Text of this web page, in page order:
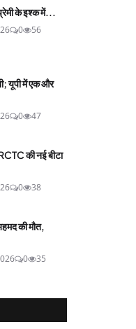
के इश्‍क में...
0 56
यूपी में एक और
0 47
की नई बीटा
0 38
की मौत,
0 35